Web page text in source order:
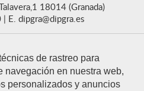
de rastreo para
navegación en nuestra web,
personalizados y anuncios
18014 (Granada)
E. dipgra@dipgra.es